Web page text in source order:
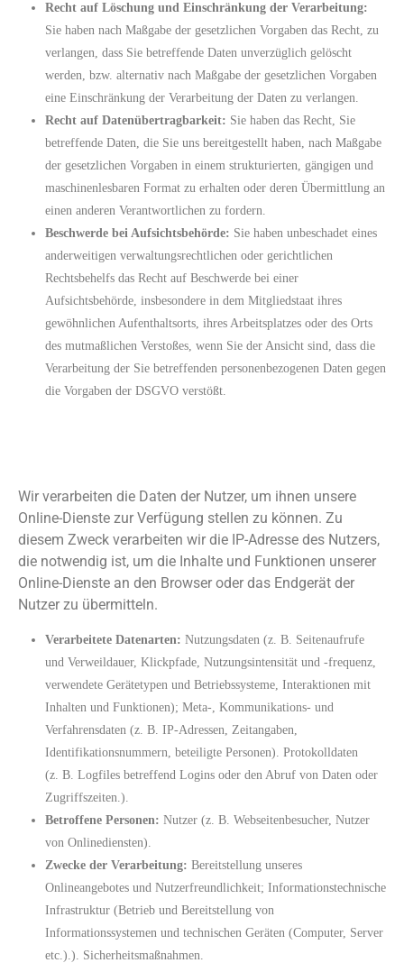
Recht auf Löschung und Einschränkung der Verarbeitung:
Sie haben nach Maßgabe der gesetzlichen Vorgaben das Recht, zu
verlangen, dass Sie betreffende Daten unverzüglich gelöscht
werden, bzw. alternativ nach Maßgabe der gesetzlichen Vorgaben
eine Einschränkung der Verarbeitung der Daten zu verlangen.
Recht auf Datenübertragbarkeit: Sie haben das Recht, Sie
betreffende Daten, die Sie uns bereitgestellt haben, nach Maßgabe
der gesetzlichen Vorgaben in einem strukturierten, gängigen und
maschinenlesbaren Format zu erhalten oder deren Übermittlung an
einen anderen Verantwortlichen zu fordern.
Beschwerde bei Aufsichtsbehörde: Sie haben unbeschadet eines
anderweitigen verwaltungsrechtlichen oder gerichtlichen
Rechtsbehelfs das Recht auf Beschwerde bei einer
Aufsichtsbehörde, insbesondere in dem Mitgliedstaat ihres
gewöhnlichen Aufenthaltsorts, ihres Arbeitsplatzes oder des Orts
des mutmaßlichen Verstoßes, wenn Sie der Ansicht sind, dass die
Verarbeitung der Sie betreffenden personenbezogenen Daten gegen
die Vorgaben der DSGVO verstößt.
Wir verarbeiten die Daten der Nutzer, um ihnen unsere
Online-Dienste zur Verfügung stellen zu können. Zu
diesem Zweck verarbeiten wir die IP-Adresse des Nutzers,
die notwendig ist, um die Inhalte und Funktionen unserer
Online-Dienste an den Browser oder das Endgerät der
Nutzer zu übermitteln.
Verarbeitete Datenarten: Nutzungsdaten (z. B. Seitenaufrufe
und Verweildauer, Klickpfade, Nutzungsintensität und -frequenz,
verwendete Gerätetypen und Betriebssysteme, Interaktionen mit
Inhalten und Funktionen); Meta-, Kommunikations- und
Verfahrensdaten (z. B. IP-Adressen, Zeitangaben,
Identifikationsnummern, beteiligte Personen). Protokolldaten
(z. B. Logfiles betreffend Logins oder den Abruf von Daten oder
Zugriffszeiten.).
Betroffene Personen: Nutzer (z. B. Webseitenbesucher, Nutzer
von Onlinediensten).
Zwecke der Verarbeitung: Bereitstellung unseres
Onlineangebotes und Nutzerfreundlichkeit; Informationstechnische
Infrastruktur (Betrieb und Bereitstellung von
Informationssystemen und technischen Geräten (Computer, Server
etc.).). Sicherheitsmaßnahmen.